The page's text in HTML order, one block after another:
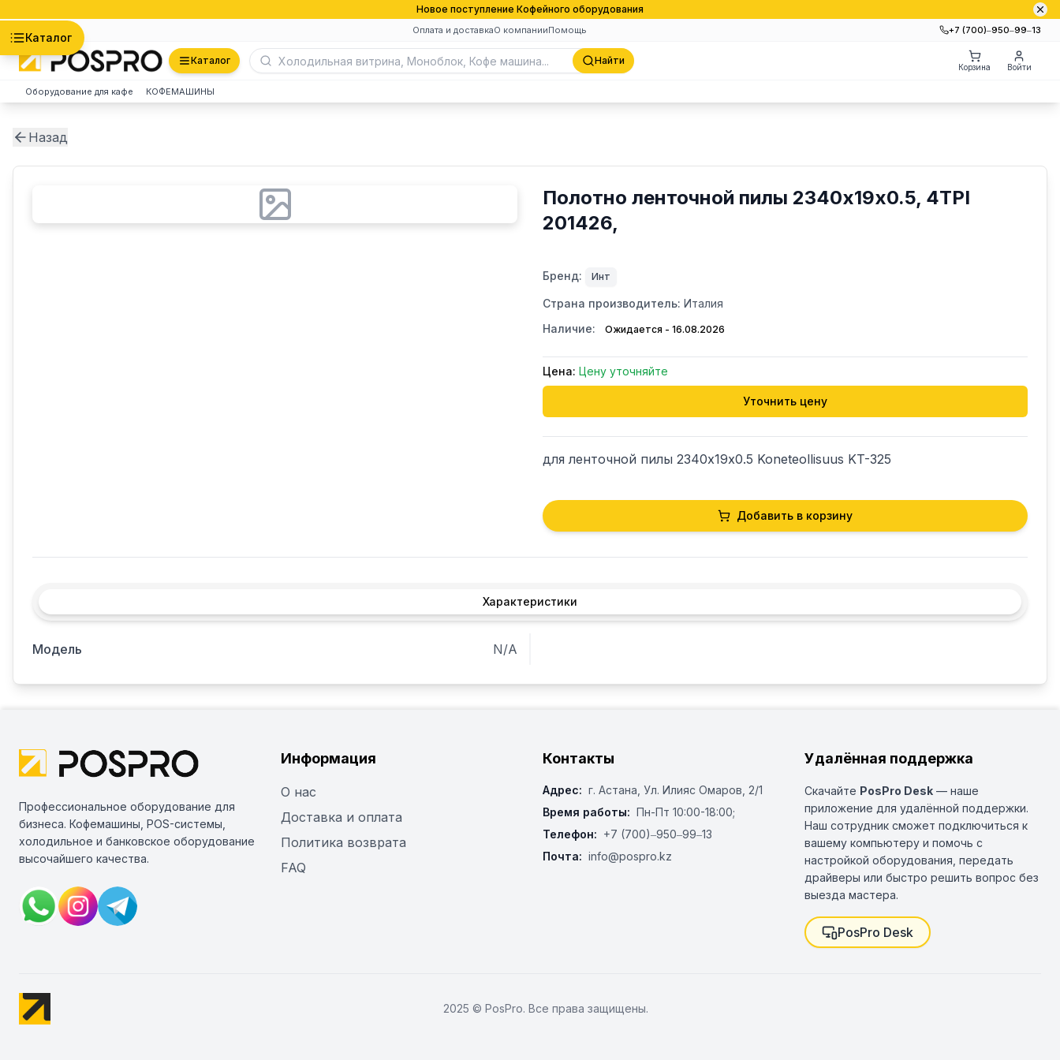
Новое поступление Кофейного оборудования
Оплата и доставкаО компанииПомощь +7 (700)‒950‒99‒13
Каталог
Каталог Найти
Корзина Войти
Оборудование для кафе КОФЕМАШИНЫ
Назад
Полотно ленточной пилы 2340х19х0.5, 4TPI
201426,
Бренд: Инт
Страна производитель: Италия
Наличие:
Ожидается - 16.08.2026
Цена: Цену уточняйте
Уточнить цену
для ленточной пилы 2340х19х0.5 Koneteollisuus KT-325
Добавить в корзину
Характеристики
Модель N/A
Профессиональное оборудование для
бизнеса. Кофемашины, POS-системы,
холодильное и банковское оборудование
высочайшего качества.
Информация
О нас
Доставка и оплата
Политика возврата
FAQ
Контакты
Адрес: г. Астана, ​Ул. Илияс Омаров, 2/1
Время работы: Пн-Пт 10:00-18:00;
Телефон: +7 (700)‒950‒99‒13
Почта: info@pospro.kz
Удалённая поддержка
Скачайте PosPro Desk — наше
приложение для удалённой поддержки.
Наш сотрудник сможет подключиться к
вашему компьютеру и помочь с
настройкой оборудования, передать
драйверы или быстро решить вопрос без
выезда мастера.
PosPro Desk
2025 © PosPro. Все права защищены.